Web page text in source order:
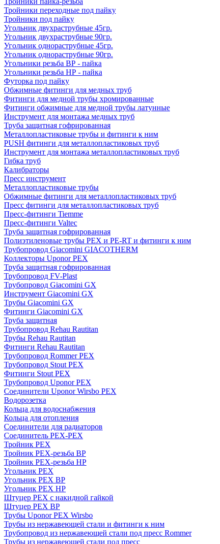
Тройники переходные под пайку
Тройники под пайку
Угольник двухраструбные 45гр.
Угольник двухраструбные 90гр.
Угольник однораструбные 45гр.
Угольник однораструбные 90гр.
Угольники резьба ВР - пайка
Угольники резьба НР - пайка
Футорка под пайку
Обжимные фитинги для медных труб
Фитинги для медной трубы хромированные
Фитинги обжимные для медной трубы латунные
Инструмент для монтажа медных труб
Труба защитная гофрированная
Металлопластиковые трубы и фитинги к ним
PUSH фитинги для металлопластиковых труб
Инструмент для монтажа металлопластиковых труб
Гибка труб
Калибраторы
Пресс инструмент
Металлопластиковые трубы
Обжимные фитинги для металлопластиковых труб
Пресс фитинги для металлопластиковых труб
Пресс-фитинги Tiemme
Пресс-фитинги Valtec
Труба защитная гофрированная
Полиэтиленовые трубы PEX и PE-RT и фитинги к ним
Трубопровод Giacomini GIACOTHERM
Коллекторы Uponor PEX
Труба защитная гофрированная
Трубопровод FV-Plast
Трубопровод Giacomini GX
Инструмент Giacomini GX
Трубы Giacomini GX
Фитинги Giacomini GX
Труба защитная
Трубопровод Rehau Rautitan
Трубы Rehau Rautitan
Фитинги Rehau Rautitan
Трубопровод Rommer PEX
Трубопровод Stout PEX
Фитинги Stout PEX
Трубопровод Uponor PEX
Соединители Uponor Wirsbo PEX
Водорозетка
Кольца для водоснабжения
Кольца для отопления
Соединители для радиаторов
Соединитель PEX-PEX
Тройник PEX
Тройник PEX-резьба ВР
Тройник PEX-резьба НР
Угольник PEX
Угольник PEX ВР
Угольник PEX НР
Штуцер PEX c накидной гайкой
Штуцер PEX ВР
Трубы Uponor PEX Wirsbo
Трубы из нержавеющей стали и фитинги к ним
Трубопровод из нержавеющей стали под пресс Rommer
Трубы из нержавеющей стали под пресс